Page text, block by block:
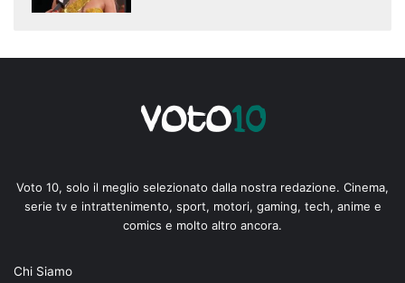
Voto 10, solo il meglio selezionato dalla nostra redazione. Cinema,
serie tv e intrattenimento, sport, motori, gaming, tech, anime e
comics e molto altro ancora.
Chi Siamo